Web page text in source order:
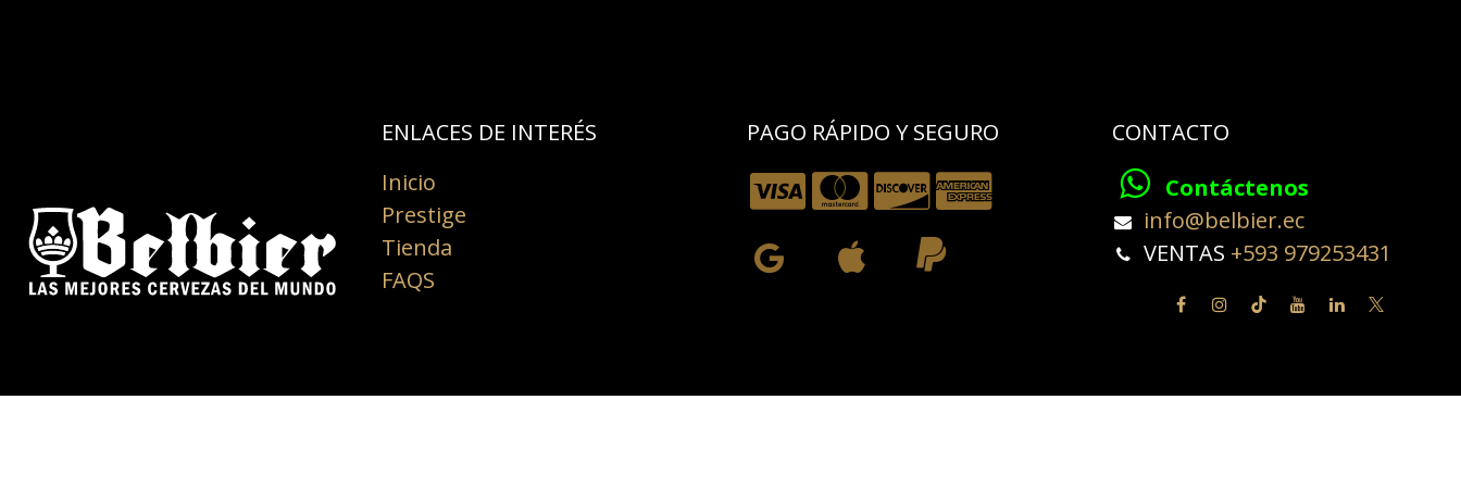
ENLACES DE INTERÉS​
Inicio
Prestige
Tienda
FAQS
PAGO RÁPIDO Y SEGURO
CONTACTO
Contáctenos
​info@belbier.ec​
​​​​​​VENTAS +593 979253431